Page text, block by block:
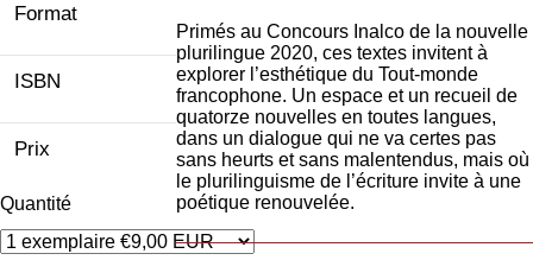
Format
cm
ISBN
978 295
7622405
Prix 9 €
Quantité
Primés au Concours Inalco de la nouvelle
plurilingue 2020, ces textes invitent à
explorer l’esthétique du Tout-monde
francophone. Un espace et un recueil de
quatorze nouvelles en toutes langues,
dans un dialogue qui ne va certes pas
sans heurts et sans malentendus, mais où
le plurilinguisme de l’écriture invite à une
poétique renouvelée.